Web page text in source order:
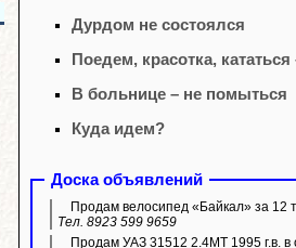
Дурдом не состоялся
Поедем, красотка,
В больнице – не помыться
Куда идем?
Доска объявлений
Продам велосипед «Байкал» за 12
Тел. 8923 599 9659
Продам УАЗ 31512 2.4МТ 1995 г.в. в